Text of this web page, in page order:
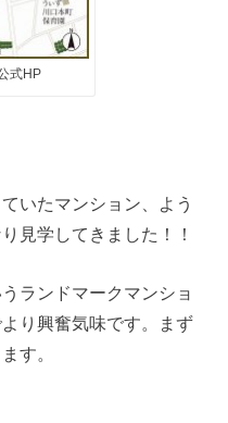
式HP
いたマンション、よう
見学してきました！！
ランドマークマンショ
り興奮気味です。まず
す。